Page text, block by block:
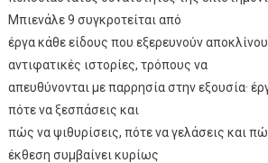
Μπιενάλε 9 συγκροτείται από
έργα κάθε είδους που εξερευνούν
αντιφατικές ιστορίες, τρόπους να
απευθύνονται με παρρησία στην εξουσία·
πότε να ξεσπάσεις και
πώς να ψιθυρίσεις, πότε να γελάσεις και
έκθεση συμβαίνει κυρίως